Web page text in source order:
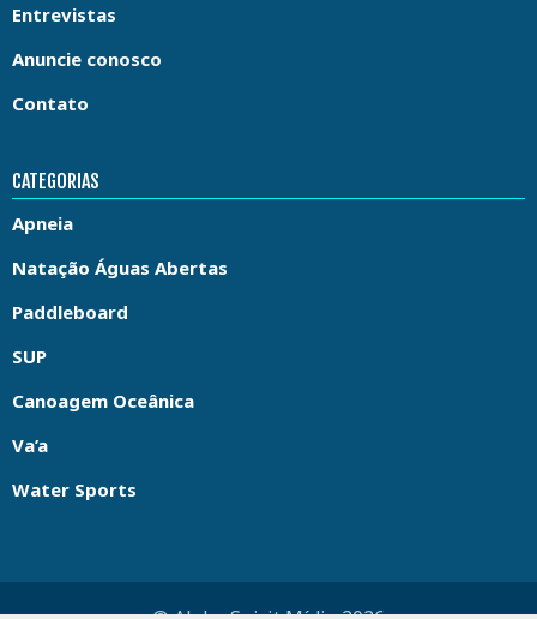
Entrevistas
Anuncie conosco
Contato
CATEGORIAS
Apneia
Natação Águas Abertas
Paddleboard
SUP
Canoagem Oceânica
Va’a
Water Sports